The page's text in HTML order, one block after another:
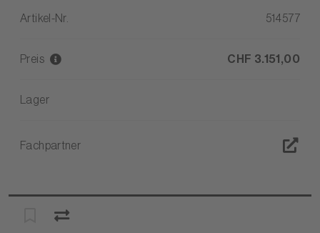
Artikel-Nr. 514577
Preis CHF 3.151,00
Lager
Fachpartner